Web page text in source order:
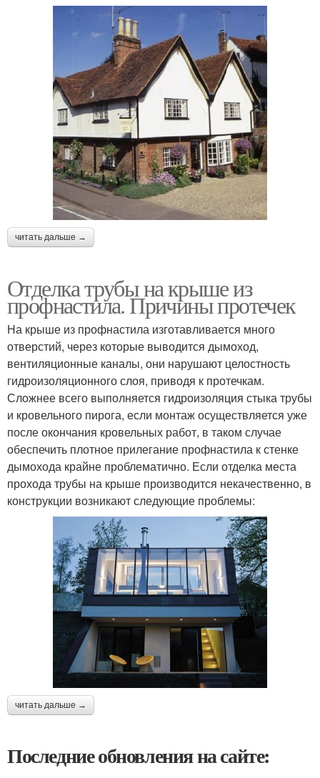
читать дальше →
Отделка трубы на крыше из
профнастила. Причины протечек
На крыше из профнастила изготавливается много
отверстий, через которые выводится дымоход,
вентиляционные каналы, они нарушают целостность
гидроизоляционного слоя, приводя к протечкам.
Сложнее всего выполняется гидроизоляция стыка трубы
и кровельного пирога, если монтаж осуществляется уже
после окончания кровельных работ, в таком случае
обеспечить плотное прилегание профнастила к стенке
дымохода крайне проблематично. Если отделка места
прохода трубы на крыше производится некачественно, в
конструкции возникают следующие проблемы:
читать дальше →
Последние обновления на сайте: